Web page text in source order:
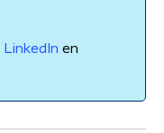
LinkedIn en